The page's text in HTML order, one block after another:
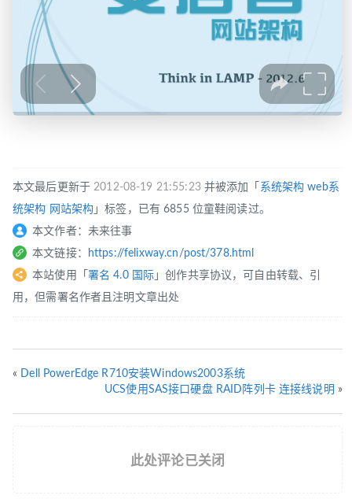
本文最后更新于2012-08-19 21:55:23并被添加「 系统架构 web系
统架构 网站架构 」标签，已有 6855 位童鞋阅读过。
本文作者：未来往事
本文链接：
https://felixway.cn/post/378.html
本站使用「 署名 4.0 国际 」创作共享协议，可自由转载、引
用，但需署名作者且注明文章出处
« Dell PowerEdge R710安装Windows2003系统
UCS使用SAS接口硬盘 RAID阵列卡 连接线说明 »
此处评论已关闭